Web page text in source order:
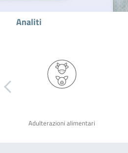
Analiti
Adulterazioni alimentari